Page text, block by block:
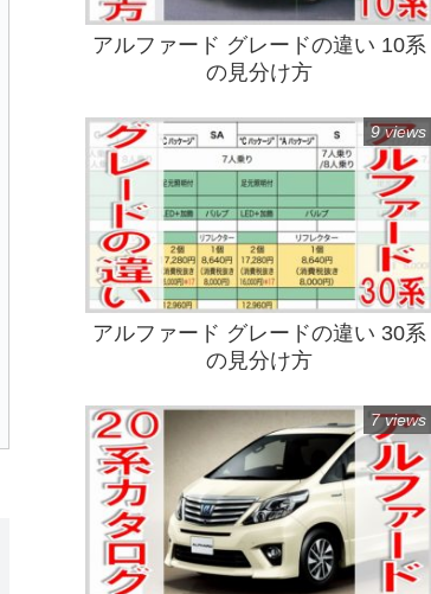
アルファード グレードの違い 10系
の見分け方
アルファード グレードの違い 30系
の見分け方
9 views
7 views